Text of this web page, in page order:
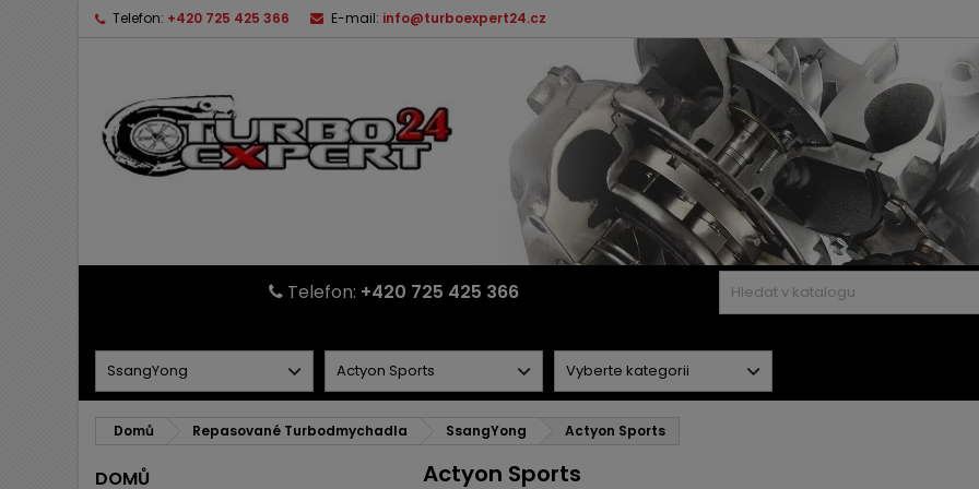
Telefon: +420 725 425 366 E-mail: info@turboexpert24.cz
Telefon: +420 725 425 366
Domů Repasované Turbodmychadla SsangYong Actyon Sports
DOMŮ Actyon Sports